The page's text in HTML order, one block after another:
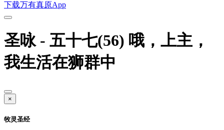
下载万有真原App
圣咏 - 五十七(56) 哦，上主，
我生活在狮群中
×
牧灵圣经